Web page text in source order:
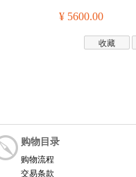
¥ 5600.00
收藏
购物目录
购物流程
交易条款